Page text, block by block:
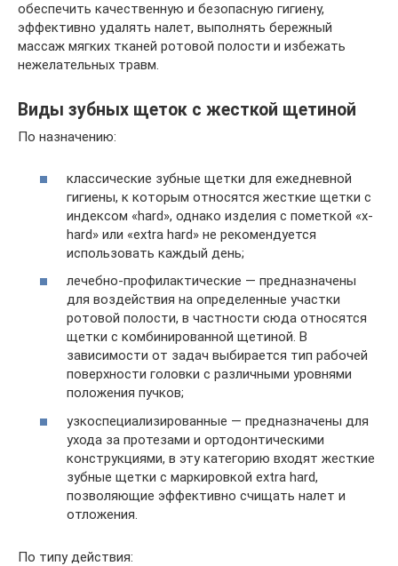
обеспечить качественную и безопасную гигиену,
эффективно удалять налет, выполнять бережный
массаж мягких тканей ротовой полости и избежать
нежелательных травм.
Виды зубных щеток с жесткой щетиной
По назначению:
классические зубные щетки для ежедневной
гигиены, к которым относятся жесткие щетки с
индексом «hard», однако изделия с пометкой «x-
hard» или «extra hard» не рекомендуется
использовать каждый день;
лечебно-профилактические — предназначены
для воздействия на определенные участки
ротовой полости, в частности сюда относятся
щетки с комбинированной щетиной. В
зависимости от задач выбирается тип рабочей
поверхности головки с различными уровнями
положения пучков;
узкоспециализированные — предназначены для
ухода за протезами и ортодонтическими
конструкциями, в эту категорию входят жесткие
зубные щетки с маркировкой extra hard,
позволяющие эффективно счищать налет и
отложения.
По типу действия: